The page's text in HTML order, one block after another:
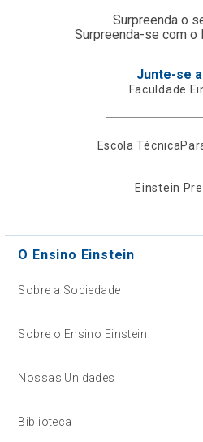
Surpreenda o
Surpreenda-se com o
Junte-se
Faculdade
Escola Técnica
Einstein
O Ensino Einstein
Sobre a Sociedade
Sobre o Ensino Einstein
Nossas Unidades
Biblioteca